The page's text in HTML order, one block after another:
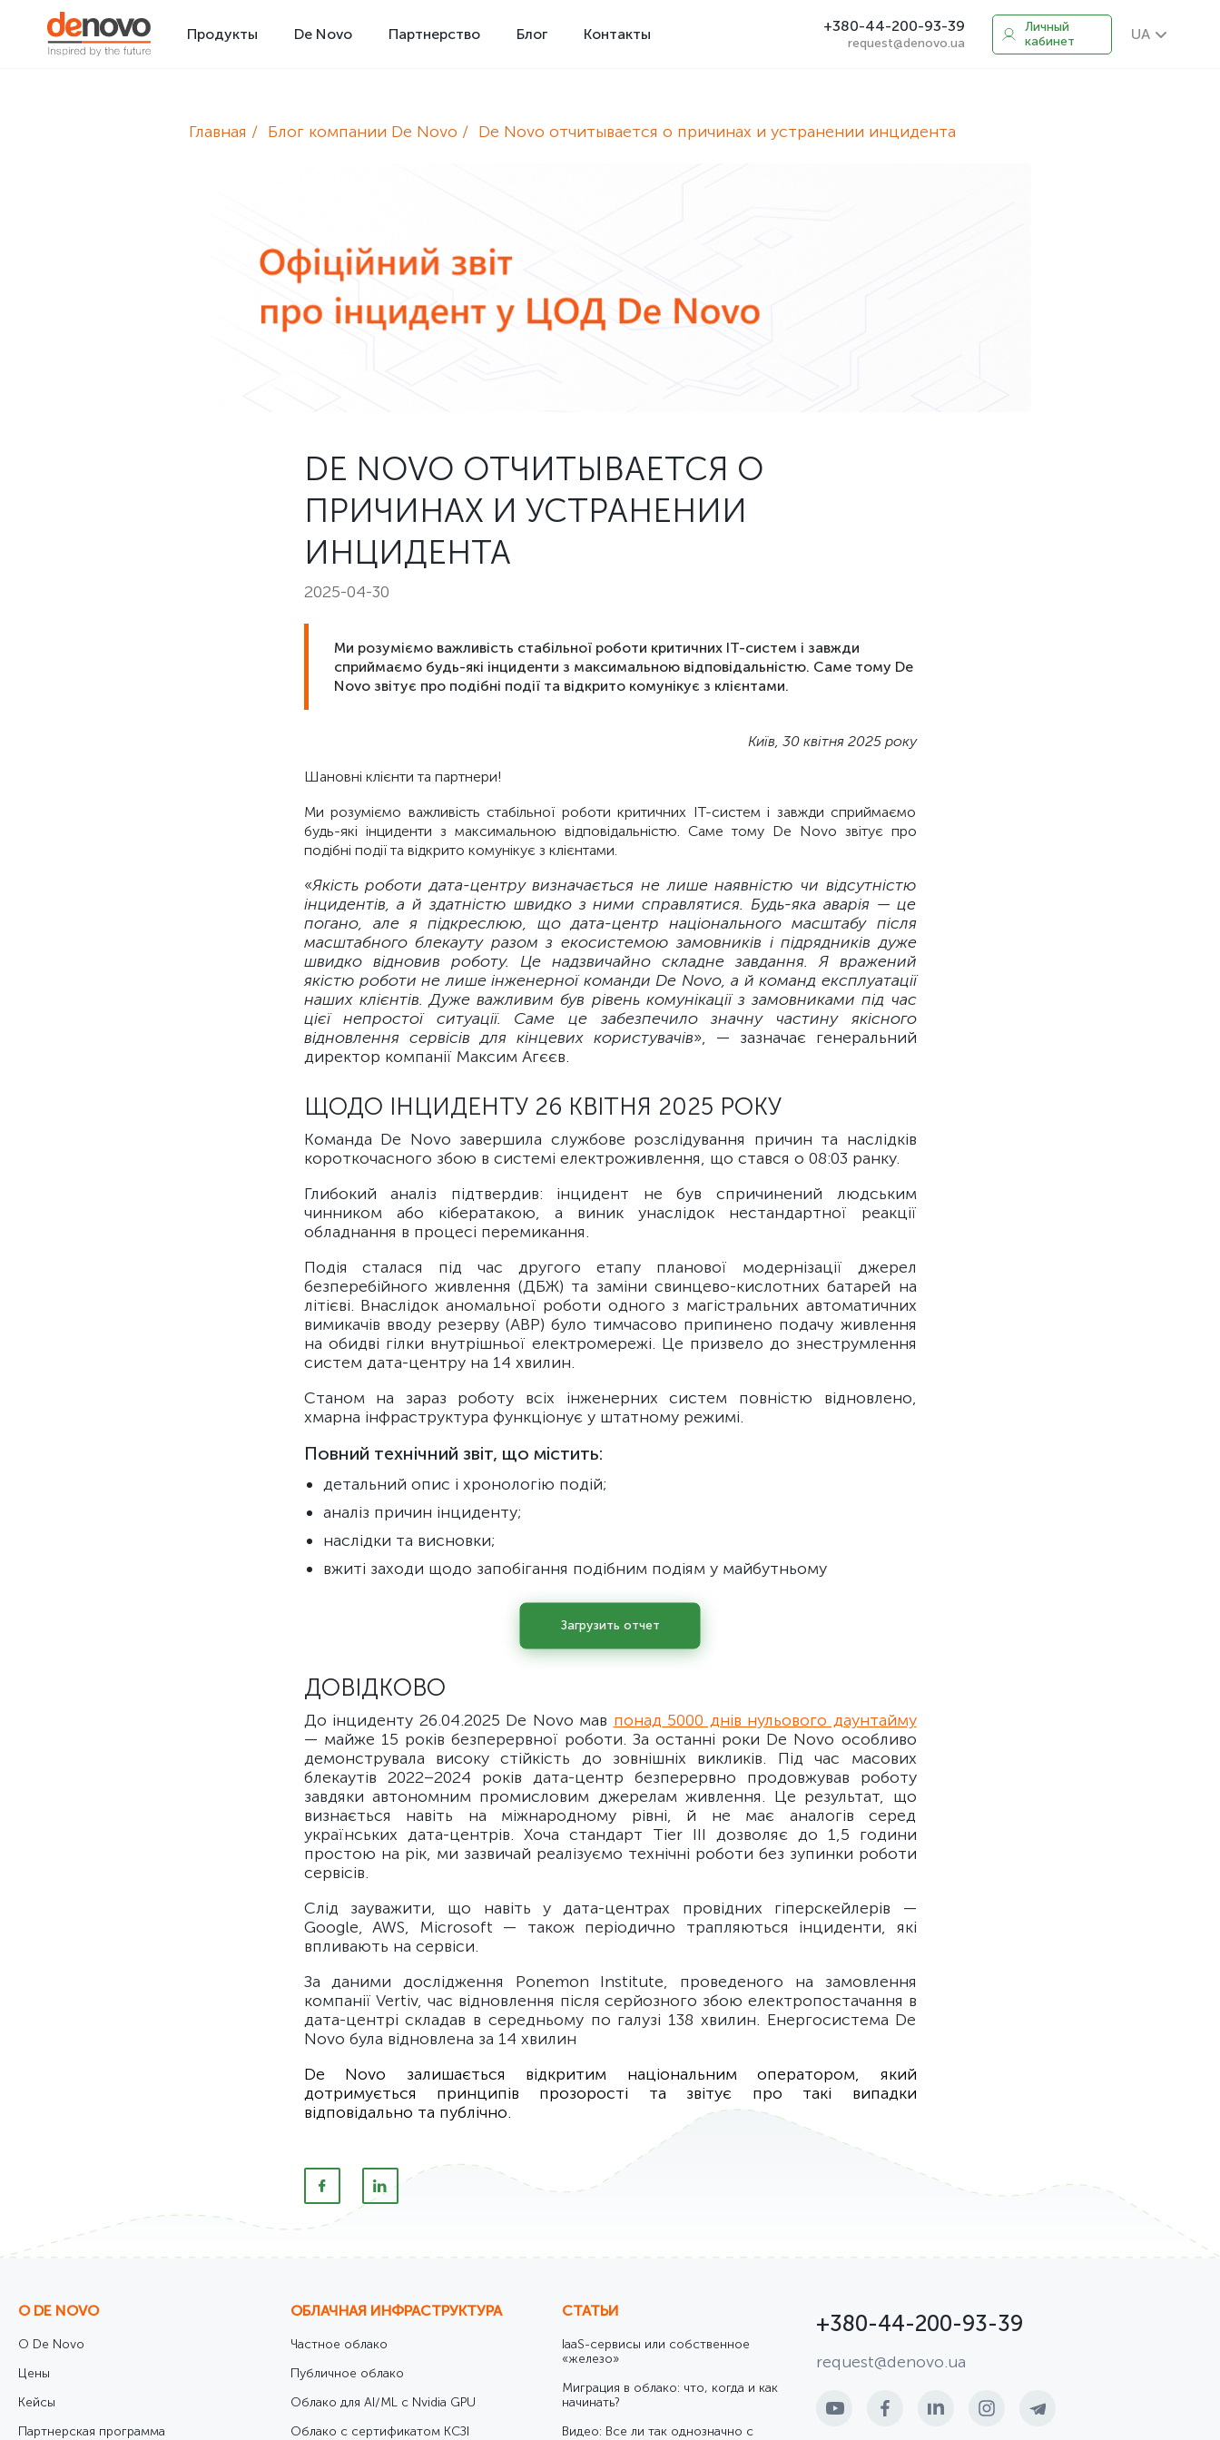
Продукты De Novo Партнерство Блог Контакты +380-44-200-93-39
request@denovo.ua
Личный
кабинет
UA
Главная Блог компании De Novo De Novo отчитывается о причинах и устранении инцидента
DE NOVO ОТЧИТЫВАЕТСЯ О
ПРИЧИНАХ И УСТРАНЕНИИ
ИНЦИДЕНТА
2025-04-30
Ми розуміємо важливість стабільної роботи критичних ІТ-систем і завжди
сприймаємо будь-які інциденти з максимальною відповідальністю. Саме тому De
Novo звітує про подібні події та відкрито комунікує з клієнтами.
Київ, 30 квітня 2025 року
Шановні клієнти та партнери!
Ми розуміємо важливість стабільної роботи критичних ІТ-систем і завжди сприймаємо
будь-які інциденти з максимальною відповідальністю. Саме тому De Novo звітує про
подібні події та відкрито комунікує з клієнтами.
«Якість роботи дата-центру визначається не лише наявністю чи відсутністю
інцидентів, а й здатністю швидко з ними справлятися. Будь-яка аварія — це
погано, але я підкреслюю, що дата-центр національного масштабу після
масштабного блекауту разом з екосистемою замовників і підрядників дуже
швидко відновив роботу. Це надзвичайно складне завдання. Я вражений
якістю роботи не лише інженерної команди De Novo, а й команд експлуатації
наших клієнтів. Дуже важливим був рівень комунікації з замовниками під час
цієї непростої ситуації. Саме це забезпечило значну частину якісного
відновлення сервісів для кінцевих користувачів», — зазначає генеральний
директор компанії Максим Агєєв.
ЩОДО ІНЦИДЕНТУ 26 КВІТНЯ 2025 РОКУ
Команда De Novo завершила службове розслідування причин та наслідків
короткочасного збою в системі електроживлення, що стався о 08:03 ранку.
Глибокий аналіз підтвердив: інцидент не був спричинений людським
чинником або кібератакою, а виник унаслідок нестандартної реакції
обладнання в процесі перемикання.
Подія сталася під час другого етапу планової модернізації джерел
безперебійного живлення (ДБЖ) та заміни свинцево-кислотних батарей на
літієві. Внаслідок аномальної роботи одного з магістральних автоматичних
вимикачів вводу резерву (АВР) було тимчасово припинено подачу живлення
на обидві гілки внутрішньої електромережі. Це призвело до знеструмлення
систем дата-центру на 14 хвилин.
Станом на зараз роботу всіх інженерних систем повністю відновлено,
хмарна інфраструктура функціонує у штатному режимі.
Повний технічний звіт, що містить:
детальний опис і хронологію подій;
аналіз причин інциденту;
наслідки та висновки;
вжиті заходи щодо запобігання подібним подіям у майбутньому
Загрузить отчет
ДОВІДКОВО
До інциденту 26.04.2025 De Novo мав понад 5000 днів нульового даунтайму
— майже 15 років безперервної роботи. За останні роки De Novo особливо
демонструвала високу стійкість до зовнішніх викликів. Під час масових
блекаутів 2022–2024 років дата-центр безперервно продовжував роботу
завдяки автономним промисловим джерелам живлення. Це результат, що
визнається навіть на міжнародному рівні, й не має аналогів серед
українських дата-центрів. Хоча стандарт Tier III дозволяє до 1,5 години
простою на рік, ми зазвичай реалізуємо технічні роботи без зупинки роботи
сервісів.
Слід зауважити, що навіть у дата-центрах провідних гіперскейлерів —
Google, AWS, Microsoft — також періодично трапляються інциденти, які
впливають на сервіси.
За даними дослідження Ponemon Institute, проведеного на замовлення
компанії Vertiv, час відновлення після серйозного збою електропостачання в
дата-центрі складав в середньому по галузі 138 хвилин. Енергосистема De
Novo була відновлена за 14 хвилин
De Novo залишається відкритим національним оператором, який
дотримується принципів прозорості та звітує про такі випадки
відповідально та публічно.
О DE NOVO
О De Novo
Цены
Кейсы
Партнерская программа
ОБЛАЧНАЯ ИНФРАСТРУКТУРА
Частное облако
Публичное облако
Облако для AI/ML с Nvidia GPU
Облако с сертификатом КСЗІ
СТАТЬИ
IaaS-сервисы или собственное
«железо»
Миграция в облако: что, когда и как
начинать?
Видео: Все ли так однозначно с
+380-44-200-93-39
request@denovo.ua